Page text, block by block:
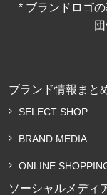
* ブランドロゴ
ブランド情報まと
SELECT SHOP
BRAND MEDIA
ONLINE
ソーシャルメディ